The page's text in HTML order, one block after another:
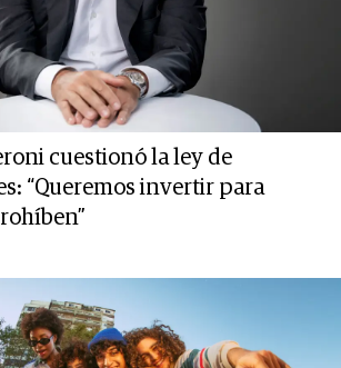
cuestionó la ley de
“Queremos invertir para